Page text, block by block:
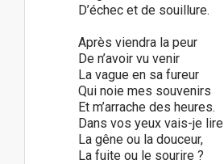
D’échec et de souillure.
Après viendra la peur
De n’avoir vu venir
La vague en sa fureur
Qui noie mes souvenirs
Et m’arrache des heures.
Dans vos yeux vais-je lire
La gêne ou la douceur,
La fuite ou le sourire ?